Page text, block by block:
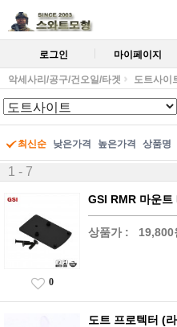
로그인 마이페이지
악세사리/공구/건오일/타겟 도트사이
최신순 낮은가격 높은가격 상품명
1 - 7
GSI RMR 마운
상품가 : 19,800
0
도트 프로텍터 (